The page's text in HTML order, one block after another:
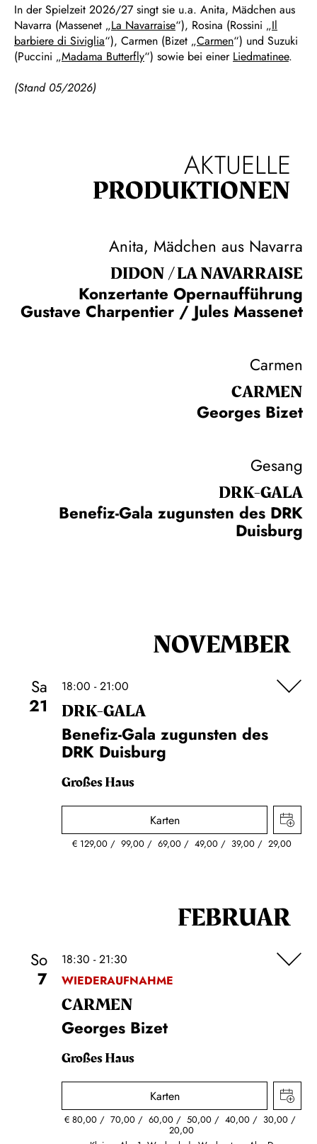
In der Spielzeit 2026/27 singt sie u.a. Anita, Mädchen aus
Navarra (Massenet „La Navarraise“), Rosina (Rossini „Il
barbiere di Siviglia“), Carmen (Bizet „Carmen“) und Suzuki
(Puccini „Madama Butterfly“) sowie bei einer Liedmatinee.
(Stand 05/2026)
AKTUELLE
PRODUKTIONEN
Anita, Mädchen aus Navarra
DIDON / LA NAVAR­RAISE
Konzertante Opernaufführung
Gustave Charpentier / Jules Massenet
Carmen
CARMEN
Georges Bizet
Gesang
DRK-GALA
Benefiz-Gala zugunsten des DRK
Duisburg
NOVEMBER
Sa
21
18:00 - 21:00
DRK-GALA
Benefiz-Gala zugunsten des
DRK Duisburg
Großes Haus
Karten
€ 129,00 99,00 69,00 49,00 39,00 29,00
FEBRUAR
So
7
18:30 - 21:30
WIEDERAUFNAHME
CARMEN
Georges Bizet
Großes Haus
Karten
€80,00 70,00 60,00 50,00 40,00 30,00
20,00